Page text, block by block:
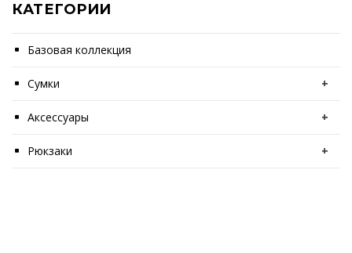
КАТЕГОРИИ
Базовая коллекция
Сумки +
Аксессуары +
Рюкзаки +